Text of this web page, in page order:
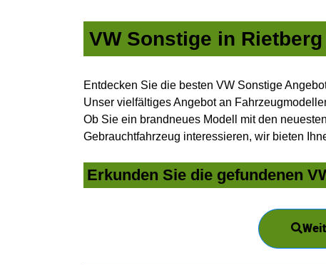
VW Sonstige in
Entdecken Sie die besten VW Sonstige
Unser vielfältiges Angebot an
Ob Sie ein brandneues Modell mit den
Gebrauchtfahrzeug interessieren, wir bieten
Erkunden Sie die gefundenen